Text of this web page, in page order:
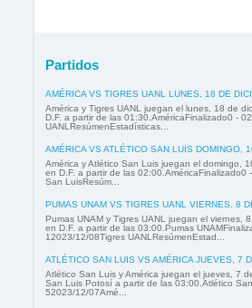
Partidos
AMÉRICA VS TIGRES UANL LUNES, 18 DE
América y Tigres UANL juegan el lunes, 18 de
D.F. a partir de las 01:30.AméricaFinalizado0 -
UANLResúmenEstadísticas...
AMÉRICA VS ATLÉTICO SAN LUIS DOMINGO,
América y Atlético San Luis juegan el domingo,
en D.F. a partir de las 02:00.AméricaFinalizado0
San LuisResúm...
PUMAS UNAM VS TIGRES UANL VIERNES, 8
Pumas UNAM y Tigres UANL juegan el viernes,
en D.F. a partir de las 03:00.Pumas
12023/12/08Tigres UANLResúmenEstad...
ATLÉTICO SAN LUIS VS AMÉRICA JUEVES, 7
Atlético San Luis y América juegan el jueves, 7
San Luis Potosí a partir de las 03:00.Atlético
52023/12/07Amé...